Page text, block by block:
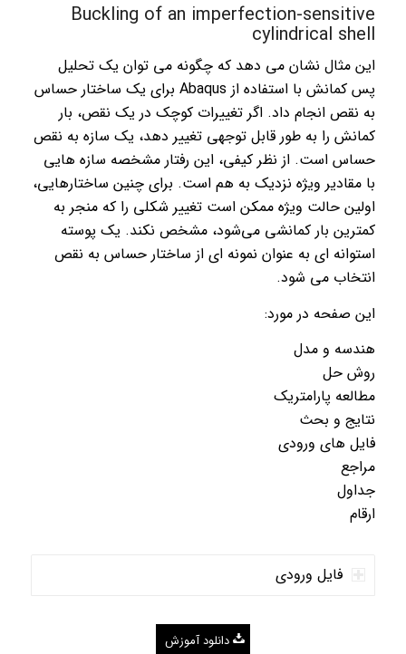
Buckling of an imperfection-sensitive
cylindrical shell
این مثال نشان می دهد که چگونه می توان یک تحلیل
پس کمانش با استفاده از Abaqus برای یک ساختار حساس
به نقص انجام داد. اگر تغییرات کوچک در یک نقص، بار
کمانش را به طور قابل توجهی تغییر دهد، یک سازه به نقص
حساس است. از نظر کیفی، این رفتار مشخصه سازه هایی
با مقادیر ویژه نزدیک به هم است. برای چنین ساختارهایی،
اولین حالت ویژه ممکن است تغییر شکلی را که منجر به
کمترین بار کمانشی می‌شود، مشخص نکند. یک پوسته
استوانه ای به عنوان نمونه ای از ساختار حساس به نقص
انتخاب می شود.
این صفحه در مورد:
هندسه و مدل
روش حل
مطالعه پارامتریک
نتایج و بحث
فایل های ورودی
مراجع
جداول
ارقام
فایل ورودی
دانلود آموزش